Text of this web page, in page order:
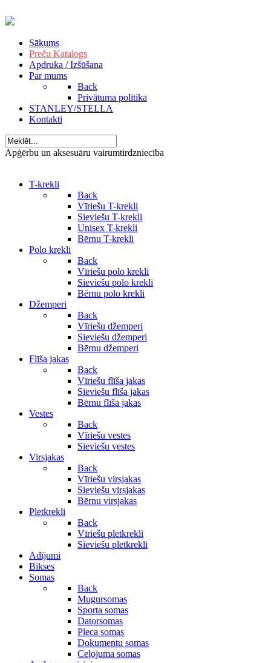
Sākums
Preču Katalogs
Apdruka / Izšūšana
Par mums
Back
Privātuma politika
STANLEY/STELLA
Kontakti
Apģērbu un aksesuāru vairumtirdzniecība
T-krekli
Back
Vīriešu T-krekli
Sieviešu T-krekli
Unisex T-krekli
Bērnu T-krekli
Polo krekli
Back
Vīriešu polo krekli
Sieviešu polo krekli
Bērnu polo krekli
Džemperi
Back
Vīriešu džemperi
Sieviešu džemperi
Bērnu džemperi
Flīša jakas
Back
Vīriešu flīša jakas
Sieviešu flīša jakas
Bērnu flīša jakas
Vestes
Back
Vīriešu vestes
Sieviešu vestes
Virsjakas
Back
Vīriešu virsjakas
Sieviešu virsjakas
Bērnu virsjakas
Pletkrekli
Back
Vīriešu pletkrekli
Sieviešu pletkrekli
Adījumi
Bikses
Somas
Back
Mugursomas
Sporta somas
Datorsomas
Pleca somas
Dokumentu somas
Ceļojuma somas